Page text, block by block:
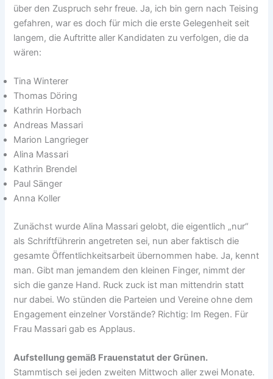
über den Zuspruch sehr freue. Ja, ich bin gern nach Teising
gefahren, war es doch für mich die erste Gelegenheit seit
langem, die Auftritte aller Kandidaten zu verfolgen, die da
wären:
Tina Winterer
Thomas Döring
Kathrin Horbach
Andreas Massari
Marion Langrieger
Alina Massari
Kathrin Brendel
Paul Sänger
Anna Koller
Zunächst wurde Alina Massari gelobt, die eigentlich „nur“
als Schriftführerin angetreten sei, nun aber faktisch die
gesamte Öffentlichkeitsarbeit übernommen habe. Ja, kennt
man. Gibt man jemandem den kleinen Finger, nimmt der
sich die ganze Hand. Ruck zuck ist man mittendrin statt
nur dabei. Wo stünden die Parteien und Vereine ohne dem
Engagement einzelner Vorstände? Richtig: Im Regen. Für
Frau Massari gab es Applaus.
Aufstellung gemäß Frauenstatut der Grünen.
Stammtisch sei jeden zweiten Mittwoch aller zwei Monate.